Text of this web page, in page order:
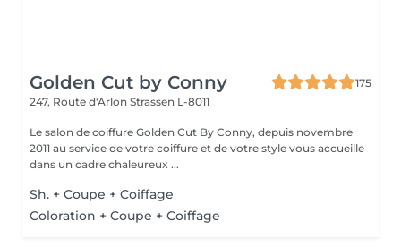
Golden Cut by Conny
175
247, Route d'Arlon Strassen L-8011
Le salon de coiffure Golden Cut By Conny, depuis novembre
2011 au service de votre coiffure et de votre style vous accueille
dans un cadre chaleureux ...
Sh. + Coupe + Coiffage
Coloration + Coupe + Coiffage